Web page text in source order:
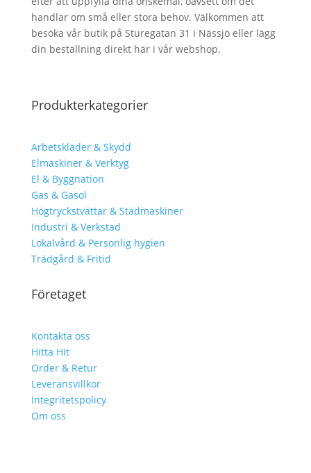
handlar om små eller stora behov. Välkommen att
besöka vår butik på Sturegatan 31 i Nässjö eller lägg
din beställning direkt här i vår webshop.
Produkterkategorier
Arbetskläder & Skydd
Elmaskiner & Verktyg
El & Byggnation
Gas & Gasol
Högtryckstvättar & Städmaskiner
Industri & Verkstad
Lokalvård & Personlig hygien
Trädgård & Fritid
Företaget
Kontakta oss
Hitta Hit
Order & Retur
Leveransvillkor
Integritetspolicy
Om oss